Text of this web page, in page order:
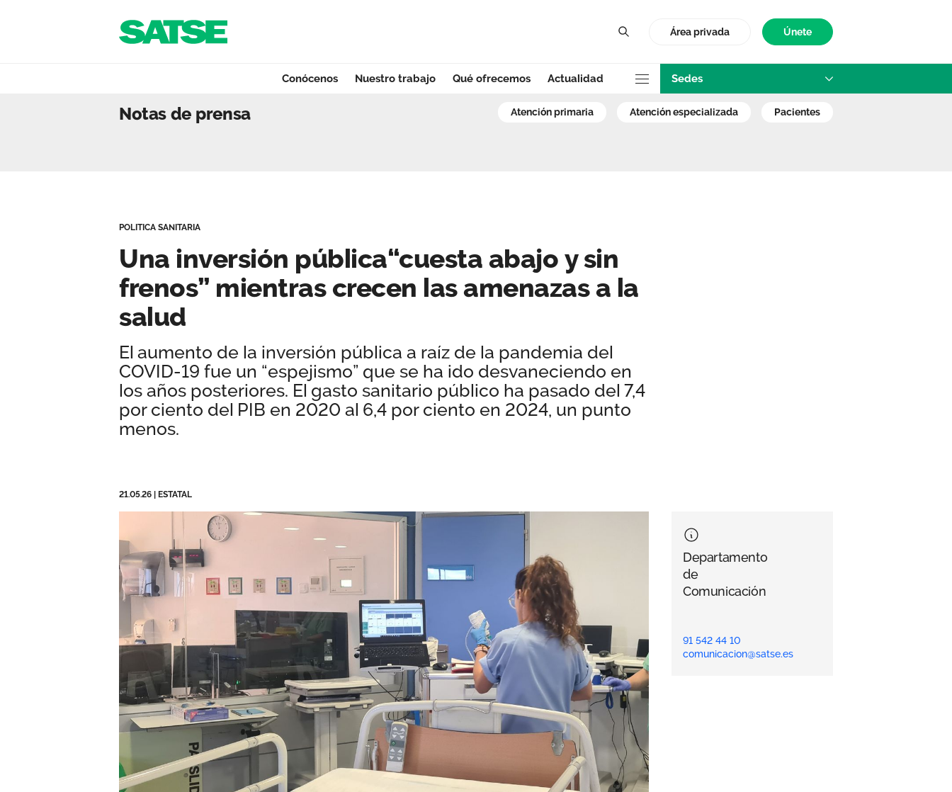
Navegación
Área privada
Únete
Conócenos Nuestro trabajo Qué ofrecemos Actualidad
Qué ofrecemos
Actualidad
Sedes
Una inversión pública“cuesta abajo y sin frenos”
Notas de prensa atención primaria atención especializada pacientes
POLITICA SANITARIA
Una inversión pública“cuesta abajo y sin
frenos” mientras crecen las amenazas a la
salud
El aumento de la inversión pública a raíz de la pandemia del
COVID-19 fue un “espejismo” que se ha ido desvaneciendo en
los años posteriores. El gasto sanitario público ha pasado del 7,4
por ciento del PIB en 2020 al 6,4 por ciento en 2024, un punto
menos.
21.05.26 ESTATAL
Departamento
de
Comunicación
91 542 44 10
comunicacion@satse.es